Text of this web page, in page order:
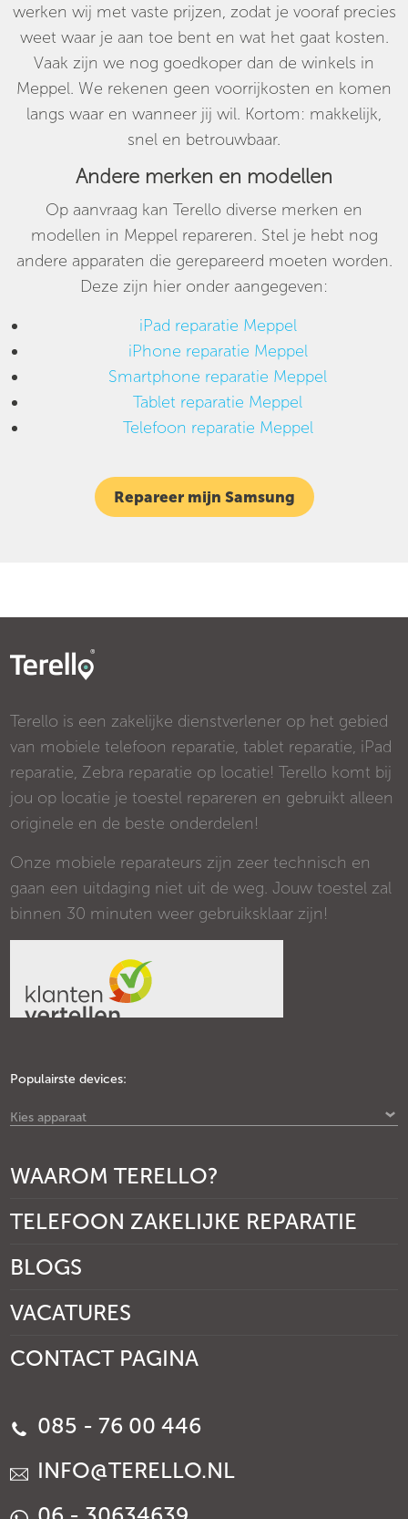
werken wij met vaste prijzen, zodat je vooraf precies
weet waar je aan toe bent en wat het gaat kosten.
Vaak zijn we nog goedkoper dan de winkels in
Meppel. We rekenen geen voorrijkosten en komen
langs waar en wanneer jij wil. Kortom: makkelijk,
snel en betrouwbaar.
Andere merken en modellen
Op aanvraag kan Terello diverse merken en
modellen in Meppel repareren. Stel je hebt nog
andere apparaten die gerepareerd moeten worden.
Deze zijn hier onder aangegeven:
iPad reparatie Meppel
iPhone reparatie Meppel
Smartphone reparatie Meppel
Tablet reparatie Meppel
Telefoon reparatie Meppel
Repareer mijn Samsung
Terello is een zakelijke dienstverlener op het gebied
van mobiele telefoon reparatie, tablet reparatie, iPad
reparatie, Zebra reparatie op locatie! Terello komt bij
jou op locatie je toestel repareren en gebruikt alleen
originele en de beste onderdelen!
Onze mobiele reparateurs zijn zeer technisch en
gaan een uitdaging niet uit de weg. Jouw toestel zal
binnen 30 minuten weer gebruiksklaar zijn!
Populairste devices:
Kies apparaat
WAAROM TERELLO?
TELEFOON ZAKELIJKE REPARATIE
BLOGS
VACATURES
CONTACT PAGINA
085 - 76 00 446
INFO@TERELLO.NL